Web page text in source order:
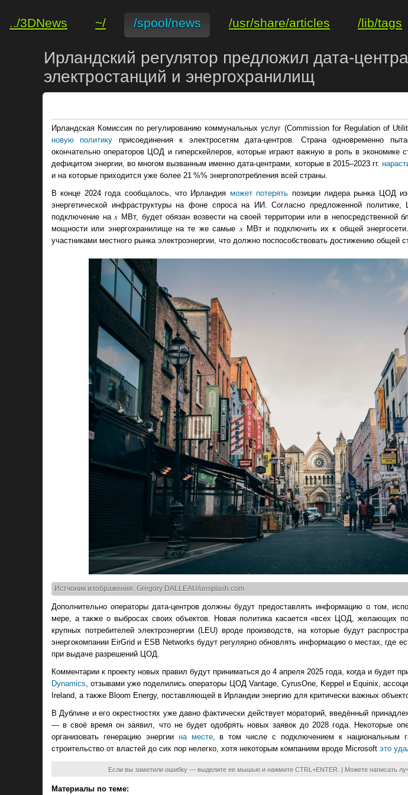
../3DNews ~/ /spool/news /usr/share/articles /lib/tags
Ирландский регулятор предложил дата-
электростанций и энергохранилищ
Ирландская Комиссия по регулированию коммунальных услуг (Commission for Regulation of
новую политику присоединения к электросетям дата-центров. Страна одновременно
окончательно операторов ЦОД и гиперскейлеров, которые играют важную в роль в экономике
дефицитом энергии, во многом вызванным именно дата-центрами, которые в 2015–2023 гг.
и на которые приходится уже более 21 %% энергопотребления всей страны.
В конце 2024 года сообщалось, что Ирландия может потерять позиции лидера рынка ЦОД
энергетической инфраструктуры на фоне спроса на ИИ. Согласно предложенной
подключение на 𝑥 МВт, будет обязан возвести на своей территории или в непосредственной
мощности или энергохранилище на те же самые 𝑥 МВт и подключить их к общей
участниками местного рынка электроэнергии, что должно поспособствовать достижению общей
Истчоник изображения: Gregory DALLEAU/unsplash.com
Дополнительно операторы дата-центров должны будут предоставлять информацию о том,
мере, а также о выбросах своих объектов. Новая политика касается «всех ЦОД, желающих
крупных потребителей электроэнергии (LEU) вроде производств, на которые будут
энергокомпании EirGrid и ESB Networks будут регулярно обновлять информацию о местах, где
при выдаче разрешений ЦОД.
Комментарии к проекту новых правил будут приниматься до 4 апреля 2025 года, когда и будет
Dynamics , отзывами уже поделились операторы ЦОД Vantage, CyrusOne, Keppel и Equinix,
Ireland, а также Bloom Energy, поставляющей в Ирландии энергию для критически важных
В Дублине и его окрестностях уже давно фактически действует мораторий, введённый
— в своё время он заявил, что не будет одобрять новых заявок до 2028 года. Некоторые
организовать генерацию энергии на месте, в том числе с подключением к национальным
строительство от властей до сих пор нелегко, хотя некоторым компаниям вроде Microsoft это
Если вы заметили ошибку — выделите ее мышью и нажмите CTRL+ENTER. | Можете написать
Материалы по теме: